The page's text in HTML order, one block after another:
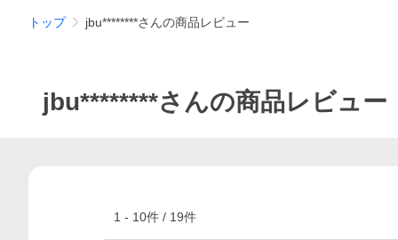
トップ jbu********さんの商品レビュー
jbu********さんの商品レビュー
1 - 10件 / 19件